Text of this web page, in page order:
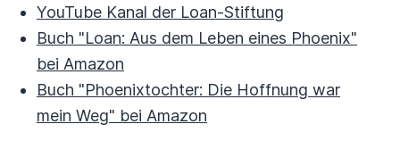
YouTube Kanal der Loan-Stiftung
Buch "Loan: Aus dem Leben eines Phoenix"
bei Amazon
Buch "Phoenixtochter: Die Hoffnung war
mein Weg" bei Amazon